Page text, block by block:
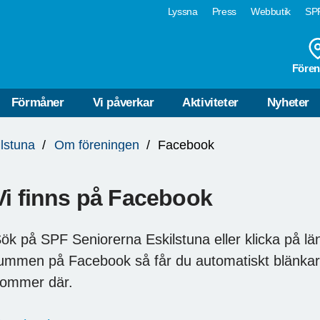
Lyssna Press Webbutik
Förmåner Vi påverkar Aktiviteter Nyheter
Om föreningen Facebook
finns på Facebook
på SPF Seniorerna Eskilstuna eller klicka på
på Facebook så får du automatiskt
där.